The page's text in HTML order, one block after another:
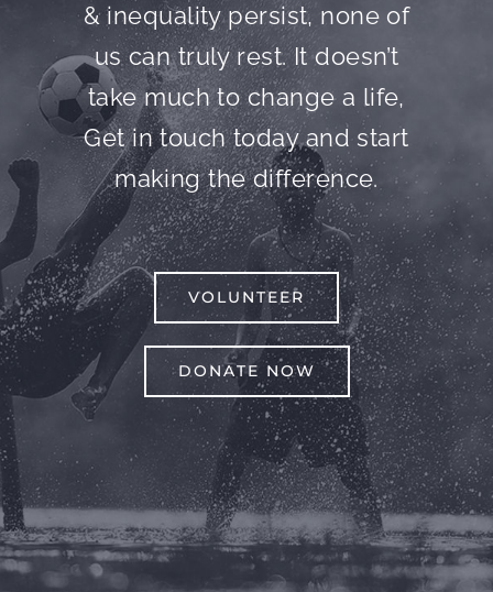
& inequality persist, none of
us can truly rest. It doesn’t
take much to change a life,
Get in touch today and start
making the difference.
VOLUNTEER
DONATE NOW